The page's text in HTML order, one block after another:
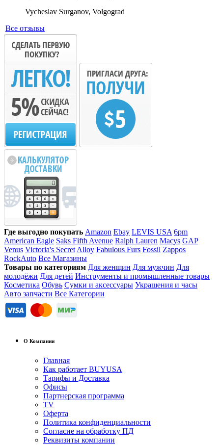
Vycheslav Surganov, Volgograd
Все отзывы
Где выгодно покупать Amazon Ebay LEVIS USA 6pm
American Eagle Saks Fifth Avenue Ralph Lauren Macys GAP
Venus Victoria's Secret Alloy Fabulous Furs Fossil Zappos
RockAuto Все Магазины
Товары по категориям Для женщин Для мужчин Для
молодёжи Для детей Инструменты и промышленные товары
Косметика Обувь Сумки и аксессуары Украшения и часы
Авто запчасти Все Категории
О Компании
Главная
Как работает BUYUSA
Тарифы и Доставка
Офисы
Партнерская программа
TV
Оферта
Политика конфиденциальности
Согласие на обработку ПД
Реквизиты компании